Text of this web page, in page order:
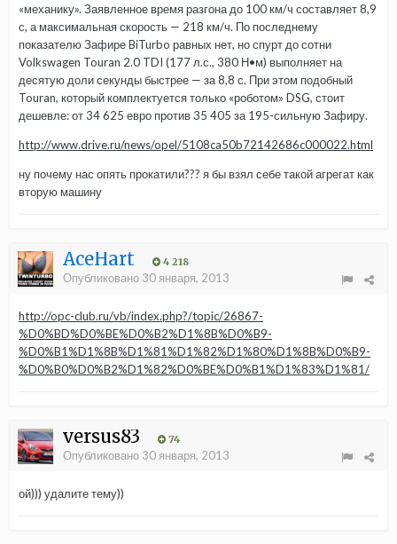
«механику». Заявленное время разгона до 100 км/ч составляет 8,9
с, а максимальная скорость — 218 км/ч. По последнему
показателю Зафире BiTurbo равных нет, но спурт до сотни
Volkswagen Touran 2.0 TDI (177 л.с., 380 Н•м) выполняет на
десятую доли секунды быстрее — за 8,8 с. При этом подобный
Touran, который комплектуется только «роботом» DSG, стоит
дешевле: от 34 625 евро против 35 405 за 195-сильную Зафиру.
http://www.drive.ru/news/opel/5108ca50b72142686c000022.html
ну почему нас опять прокатили??? я бы взял себе такой агрегат как
вторую машину
AceHart 4 218
Опубликовано 30 января, 2013
http://opc-club.ru/vb/index.php?/topic/26867-
%D0%BD%D0%BE%D0%B2%D1%8B%D0%B9-
%D0%B1%D1%8B%D1%81%D1%82%D1%80%D1%8B%D0%B9-
%D0%B0%D0%B2%D1%82%D0%BE%D0%B1%D1%83%D1%81/
versus83 74
Опубликовано 30 января, 2013
ой))) удалите тему))